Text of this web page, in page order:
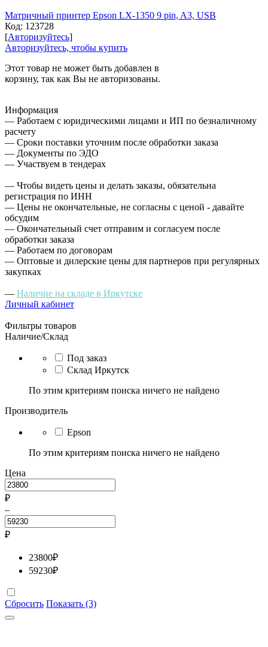
Матричный принтер Epson LX-1350 9 pin, A3, USB
Код: 123728
[Авторизуйтесь]
Авторизуйтесь, чтобы купить
Этот товар не может быть добавлен в
корзину, так как Вы не авторизованы.
Информация
— Работаем с юридическими лицами и ИП по безналичному
расчету
— Сроки поставки уточним после обработки заказа
— Документы по ЭДО
— Участвуем в тендерах
— Чтобы видеть цены и делать заказы, обязательна
регистрация по ИНН
— Цены не окончательные, не согласны с ценой - давайте
обсудим
— Окончательный счет отправим и согласуем после
обработки заказа
— Работаем по договорам
— Оптовые и дилерские цены для партнеров при регулярных
закупках
— Наличие на складе в Иркутске
Личный кабинет
Фильтры товаров
Наличие/Склад
Под заказ
Склад Иркутск
По этим критериям поиска ничего не найдено
Производитель
Epson
По этим критериям поиска ничего не найдено
Цена
₽
–
₽
23800₽
59230₽
Сбросить Показать (3)